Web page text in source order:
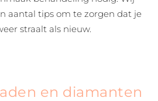
aantal tips om te zorgen dat je
straalt als nieuw.
en diamanten